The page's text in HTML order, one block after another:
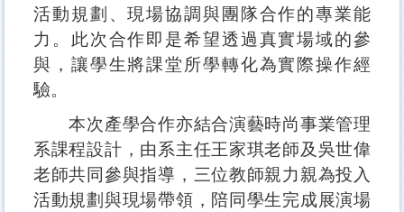
活動規劃、現場協調與團隊合作的專業能
力。此次合作即是希望透過真實場域的參
與，讓學生將課堂所學轉化為實際操作經
驗。
本次產學合作亦結合演藝時尚事業管理
系課程設計，由系主任王家琪老師及吳世偉
老師共同參與指導，三位教師親力親為投入
活動規劃與現場帶領，陪同學生完成展演場